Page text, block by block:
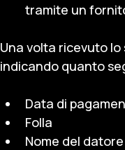
tramite un
Una volta ricevuto
indicando quanto
Data di
Folla
Nome del